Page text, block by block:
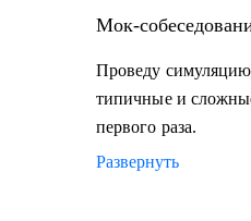
Мок-
Проведу симуляцию
типичные и
первого раза.
Развернуть